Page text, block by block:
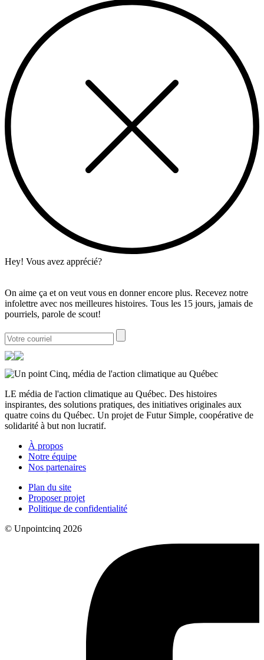
Hey! Vous avez apprécié?
On aime ça et on veut vous en donner encore plus. Recevez notre
infolettre avec nos meilleures histoires. Tous les 15 jours, jamais de
pourriels, parole de scout!
LE média de l'action climatique au Québec. Des histoires
inspirantes, des solutions pratiques, des initiatives originales aux
quatre coins du Québec. Un projet de Futur Simple, coopérative de
solidarité à but non lucratif.
À propos
Notre équipe
Nos partenaires
Plan du site
Proposer projet
Politique de confidentialité
© Unpointcinq 2026